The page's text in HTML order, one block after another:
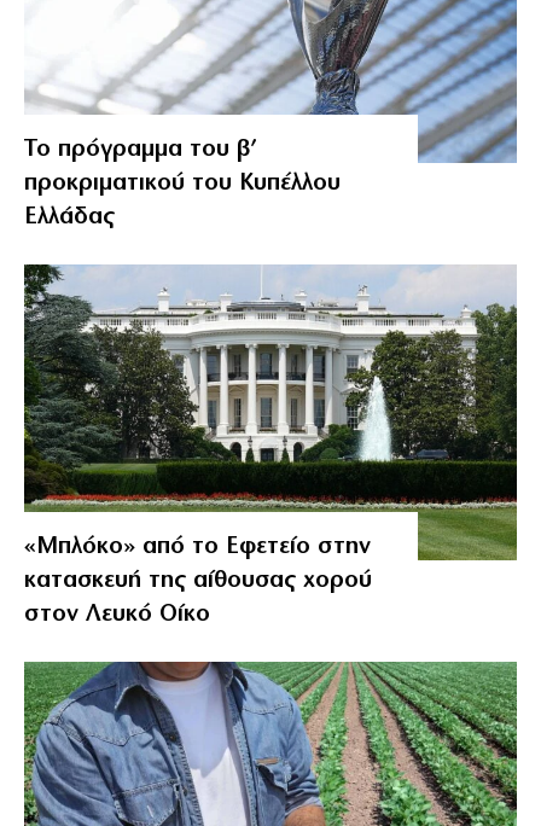
Το πρόγραμμα του β’
προκριματικού του Κυπέλλου
Ελλάδας
«Μπλόκο» από το Εφετείο στην
κατασκευή της αίθουσας χορού
στον Λευκό Οίκο